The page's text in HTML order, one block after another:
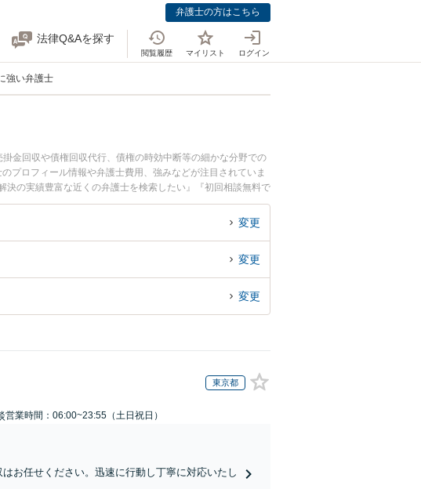
弁護士の方はこちら
法律Q&Aを探す
閲覧履歴 マイリスト ログイン
強い弁護士
金回収や債権回収代行、債権の時効中断等の細かな分野での
プロフィール情報や弁護士費用、強みなどが注目されていま
の実績豊富な近くの弁護士を検索したい』『初回相談無料で
変更
変更
変更
東京都
営業時間：06:00~23:55（土日祝日）
お任せください。迅速に行動し丁寧に対応いたし